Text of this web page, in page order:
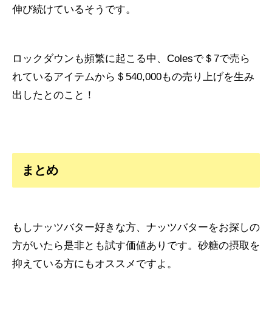
伸び続けているそうです。
ロックダウンも頻繁に起こる中、Colesで＄7で売ら
れているアイテムから＄540,000もの売り上げを生み
出したとのこと！
まとめ
もしナッツバター好きな方、ナッツバターをお探しの
方がいたら是非とも試す価値ありです。砂糖の摂取を
抑えている方にもオススメですよ。